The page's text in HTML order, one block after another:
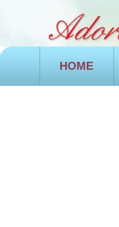
HOME